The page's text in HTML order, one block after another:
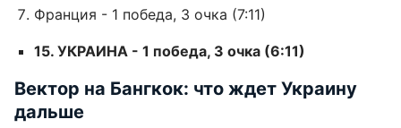
Франция - 1 победа, 3 очка (7:11)
15. УКРАИНА - 1 победа, 3 очка (6:11)
Вектор на Бангкок: что ждет Украину
дальше